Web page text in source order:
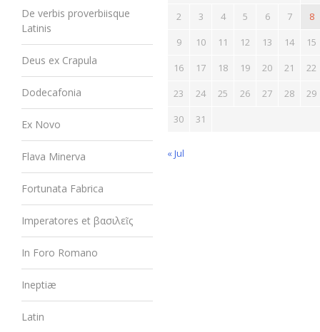
De verbis proverbiisque
Latinis
Deus ex Crapula
Dodecafonia
Ex Novo
Flava Minerva
Fortunata Fabrica
Imperatores et βασιλεῖς
In Foro Romano
Ineptiæ
Latin
2
3 4 5 6 7
8
9
10 11 12 13 14
15
16
17 18 19 20 21
22
23
24 25 26 27 28
29
30
31
« Jul